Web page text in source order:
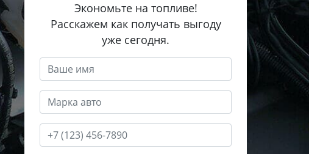
Экономьте на топливе!
Расскажем как получать выгоду
уже сегодня.